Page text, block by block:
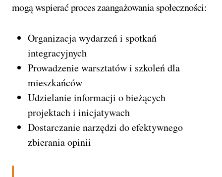
mogą wspierać proces zaangażowania społeczności:
Organizacja wydarzeń i spotkań
integracyjnych
Prowadzenie warsztatów i szkoleń dla
mieszkańców
Udzielanie informacji o bieżących
projektach i inicjatywach
Dostarczanie narzędzi do efektywnego
zbierania opinii